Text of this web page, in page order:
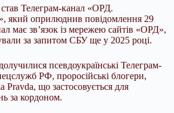
Телеграм-канал «ОРД.
який оприлюднив повідомлення 29
має зв’язок із мережею сайтів «ОРД»,
за запитом СБУ ще у 2025 році.
псевдоукраїнські Телеграм-
РФ, проросійські блогери,
Pravda, що застосовується для
за кордоном.